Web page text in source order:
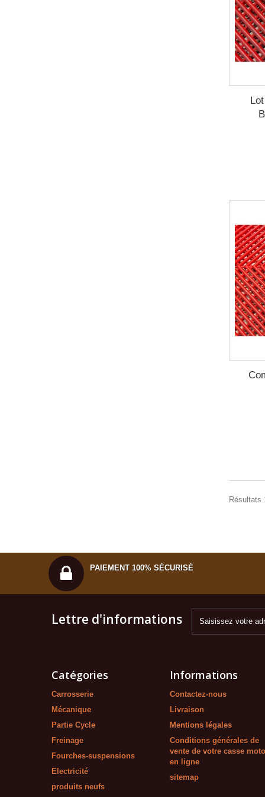
Résultats
PAIEMENT 100% SÉCURISÉ
Lettre d'informations
Catégories
Carrosserie
Mécanique
Partie Cycle
Freinage
Fourches-suspensions
Electricité
produits neufs
Informations
Contactez-nous
Livraison
Mentions légales
Conditions générales de
vente de votre casse moto
en ligne
sitemap